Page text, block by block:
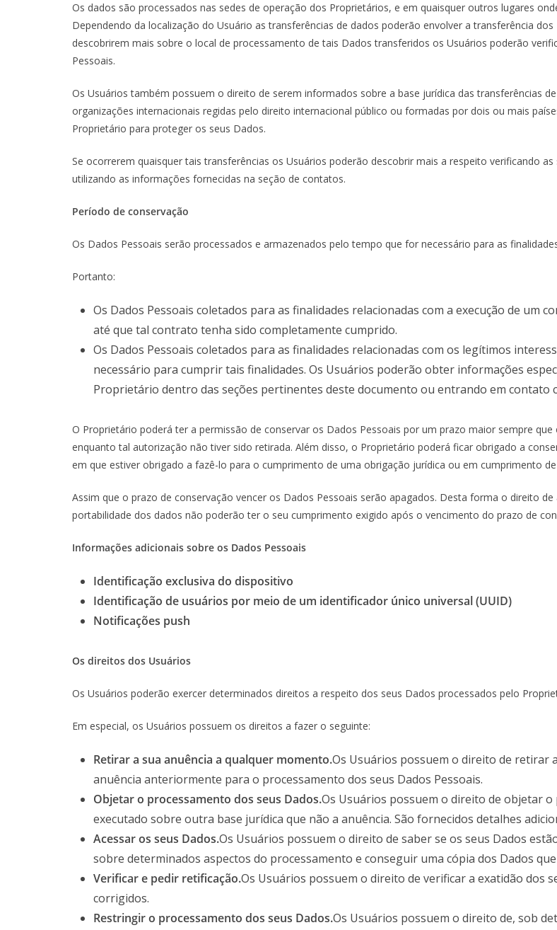
Os dados são processados ​​nas sedes de operação dos Proprietários, e em quaisquer outros lugares
Dependendo da localização do Usuário as transferências de dados poderão envolver a transferência
descobrirem mais sobre o local de processamento de tais Dados transferidos os Usuários poderão
Pessoais.
Os Usuários também possuem o direito de serem informados sobre a base jurídica das transferências
organizações internacionais regidas pelo direito internacional público ou formadas por dois ou mais
Proprietário para proteger os seus Dados.
Se ocorrerem quaisquer tais transferências os Usuários poderão descobrir mais a respeito verificando
utilizando as informações fornecidas na seção de contatos.
Período de conservação
Os Dados Pessoais serão processados e armazenados pelo tempo que for necessário para as
Portanto:
Os Dados Pessoais coletados para as finalidades relacionadas com a execução de
até que tal contrato tenha sido completamente cumprido.
Os Dados Pessoais coletados para as finalidades relacionadas com os legítimos
necessário para cumprir tais finalidades. Os Usuários poderão obter informações
Proprietário dentro das seções pertinentes deste documento ou entrando em contato
O Proprietário poderá ter a permissão de conservar os Dados Pessoais por um prazo maior sempre
enquanto tal autorização não tiver sido retirada. Além disso, o Proprietário poderá ficar obrigado a
em que estiver obrigado a fazê-lo para o cumprimento de uma obrigação jurídica ou em cumprimento
Assim que o prazo de conservação vencer os Dados Pessoais serão apagados. Desta forma o direito
portabilidade dos dados não poderão ter o seu cumprimento exigido após o vencimento do prazo de
Informações adicionais sobre os Dados Pessoais
Identificação exclusiva do dispositivo
Identificação de usuários por meio de um identificador único universal (UUID)
Notificações push
Os direitos dos Usuários
Os Usuários poderão exercer determinados direitos a respeito dos seus Dados processados pelo
Em especial, os Usuários possuem os direitos a fazer o seguinte:
Retirar a sua anuência a qualquer momento.Os Usuários possuem o direito de retirar
anuência anteriormente para o processamento dos seus Dados Pessoais.
Objetar o processamento dos seus Dados.Os Usuários possuem o direito de objetar
executado sobre outra base jurídica que não a anuência. São fornecidos detalhes
Acessar os seus Dados.Os Usuários possuem o direito de saber se os seus Dados
sobre determinados aspectos do processamento e conseguir uma cópia dos Dados
Verificar e pedir retificação.Os Usuários possuem o direito de verificar a exatidão dos
corrigidos.
Restringir o processamento dos seus Dados.Os Usuários possuem o direito de, sob